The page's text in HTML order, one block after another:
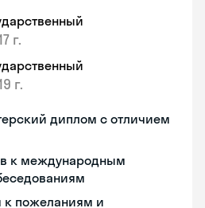
г.
г.
диплом с отличием
к международным
к пожеланиям и